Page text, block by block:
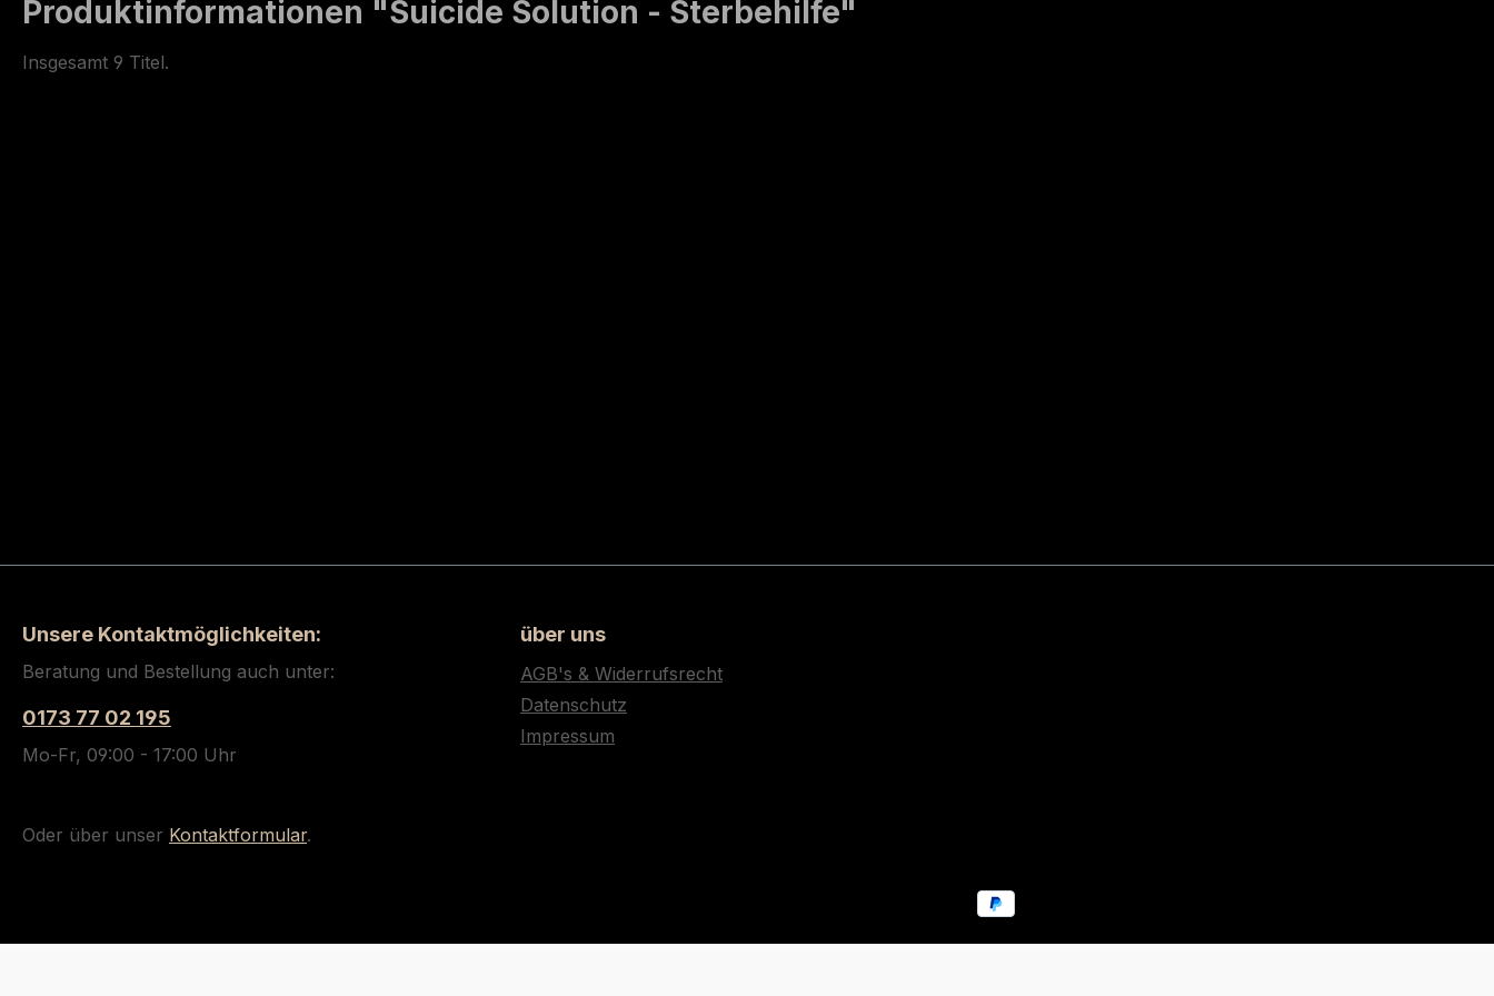
Produktinformationen "Suicide Solution - Sterbehilfe"
Insgesamt 9 Titel.
Unsere Kontaktmöglichkeiten:
Beratung und Bestellung auch unter:
0173 77 02 195
Mo-Fr, 09:00 - 17:00 Uhr
Oder über unser Kontaktformular.
über uns
AGB's & Widerrufsrecht
Datenschutz
Impressum